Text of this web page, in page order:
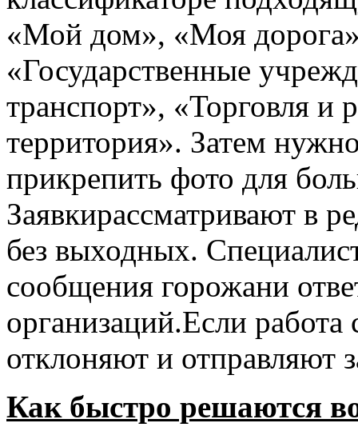
«Мой дом», «Моя
«Государственные
транспорт», «Торговля и
территория». Затем
прикрепить фото для
Заявкирассматривают в
без выходных.
сообщения горожани
организаций.Если работа
отклоняют и отправляют
Как быстро решаются